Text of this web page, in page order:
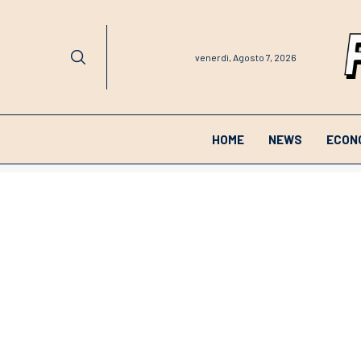
venerdì, Agosto 7, 2026
HOME NEWS